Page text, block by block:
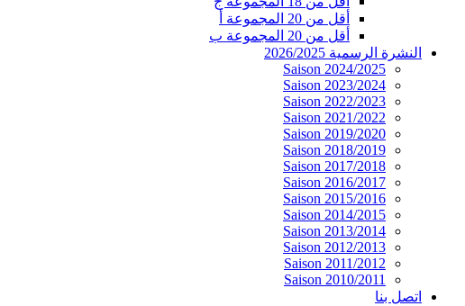
أقل من 20 المجموعة أ
أقل من 20 المجموعة ب
النشرة الرسمية 2026/2025
Saison 2024/2025
Saison 2023/2024
Saison 2022/2023
Saison 2021/2022
Saison 2019/2020
Saison 2018/2019
Saison 2017/2018
Saison 2016/2017
Saison 2015/2016
Saison 2014/2015
Saison 2013/2014
Saison 2012/2013
Saison 2011/2012
Saison 2010/2011
اتصل بنا